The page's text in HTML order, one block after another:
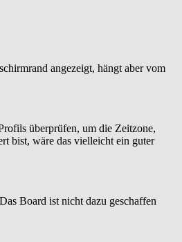
angezeigt, hängt aber vom
überprüfen, um die Zeitzone,
bist, wäre das vielleicht ein guter
Board ist nicht dazu geschaffen